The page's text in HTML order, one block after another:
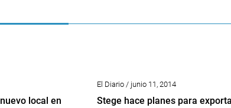
local en
El Diario / junio 11, 2014
Stege hace planes para